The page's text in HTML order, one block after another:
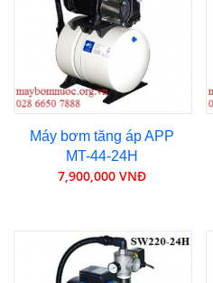
Máy bơm tăng áp APP
MT-44-24H
7,900,000 VNĐ